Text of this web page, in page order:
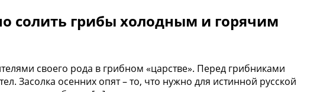
солить грибы холодным и горячим
своего рода в грибном «царстве». Перед грибниками
Засолка осенних опят – то, что нужно для истинной русской